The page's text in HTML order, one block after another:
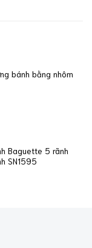
bánh bằng nhôm
Baguette 5 rãnh
SN1595